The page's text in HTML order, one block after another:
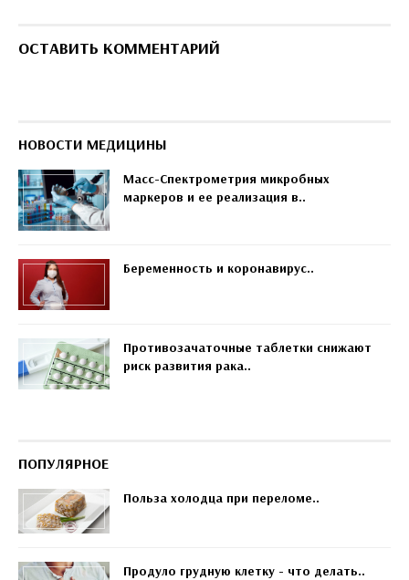
ОСТАВИТЬ КОММЕНТАРИЙ
НОВОСТИ МЕДИЦИНЫ
Масс-Спектрометрия микробных
маркеров и ее реализация в..
Беременность и коронавирус..
Противозачаточные таблетки снижают
риск развития рака..
ПОПУЛЯРНОЕ
Польза холодца при переломе..
Продуло грудную клетку - что делать..